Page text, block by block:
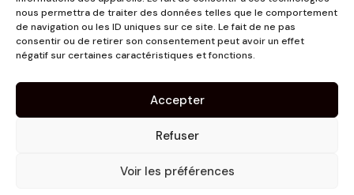
nous permettra de traiter des données telles que le comportement
de navigation ou les ID uniques sur ce site. Le fait de ne pas
consentir ou de retirer son consentement peut avoir un effet
négatif sur certaines caractéristiques et fonctions.
Accepter
Refuser
Voir les préférences
3 place Jeanne d'Arc
31000 Toulouse
contact@pujolmaison.com
05 62 73 70 73